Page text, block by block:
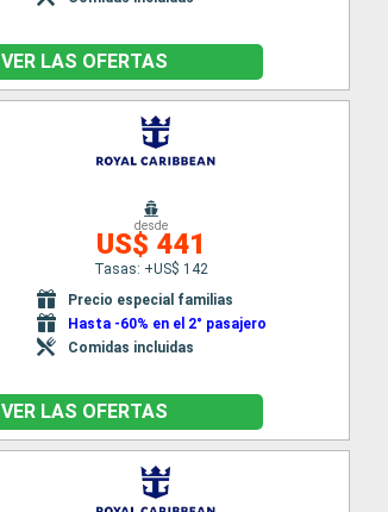
VER LAS OFERTAS
desde
US$ 441
Tasas: +US$ 142
Precio especial familias
Hasta -60% en el 2° pasajero
Comidas incluidas
VER LAS OFERTAS